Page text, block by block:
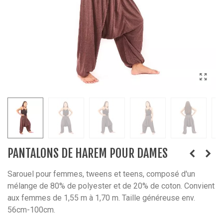
PANTALONS DE HAREM POUR DAMES
Sarouel pour femmes, tweens et teens, composé d'un
mélange de 80% de polyester et de 20% de coton. Convient
aux femmes de 1,55 m à 1,70 m. Taille généreuse env.
56cm-100cm.